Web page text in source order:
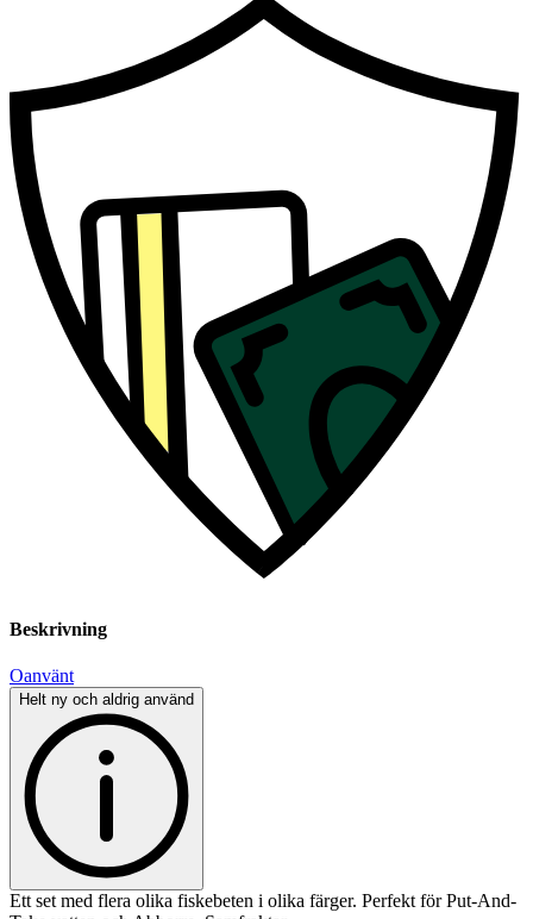
Beskrivning
Oanvänt
Helt ny och aldrig använd
Ett set med flera olika fiskebeten i olika färger. Perfekt för Put-And-